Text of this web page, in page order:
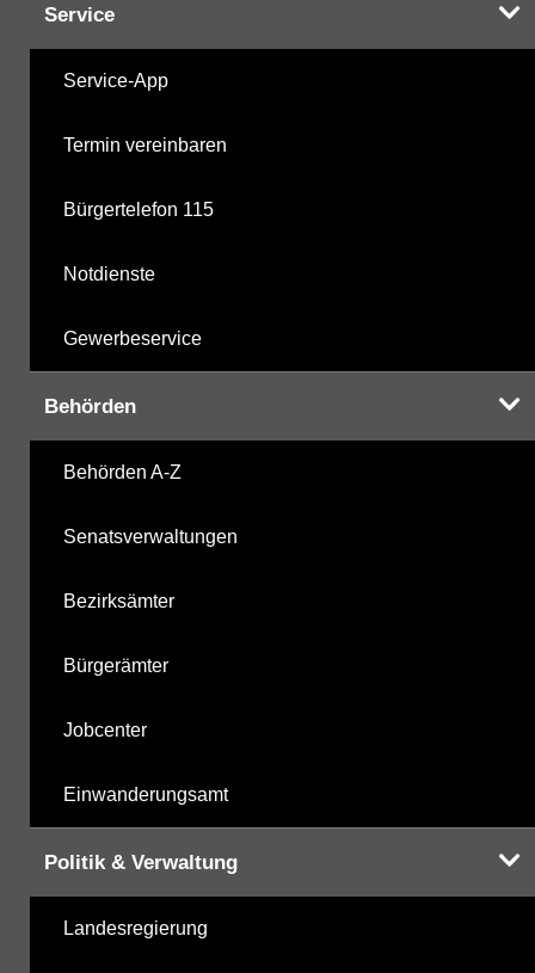
Service
Service-App
Termin vereinbaren
Bürgertelefon 115
Notdienste
Gewerbeservice
Behörden
Behörden A-Z
Senatsverwaltungen
Bezirksämter
Bürgerämter
Jobcenter
Einwanderungsamt
Politik & Verwaltung
Landesregierung